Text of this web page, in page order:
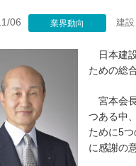
06 業界動向 建
日本建
ための総
宮本会
つある中
ために5
に感謝の